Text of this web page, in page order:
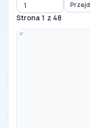
Przejdź do strony
Strona 1 z 48